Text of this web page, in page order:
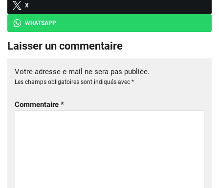
X
WHATSAPP
Laisser un commentaire
Votre adresse e-mail ne sera pas publiée.
Les champs obligatoires sont indiqués avec *
Commentaire *